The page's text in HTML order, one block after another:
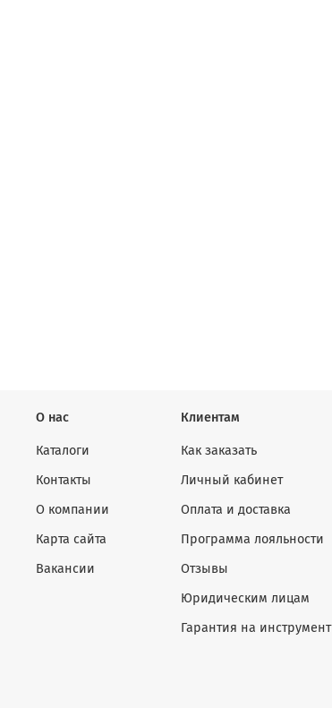
О нас
Каталоги
Контакты
О компании
Карта сайта
Вакансии
Клиентам
Как заказать
Личный кабинет
Оплата и доставка
Программа лояльности
Отзывы
Юридическим лицам
Гарантия на инструмент